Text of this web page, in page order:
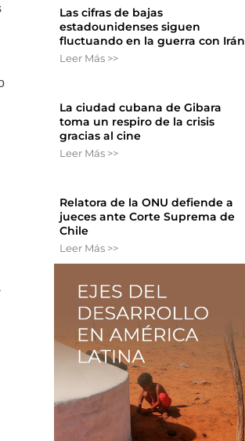
Las cifras de bajas
estadounidenses siguen
fluctuando en la guerra con Irán
Leer Más >>
La ciudad cubana de Gibara
toma un respiro de la crisis
gracias al cine
Leer Más >>
Relatora de la ONU defiende a
jueces ante Corte Suprema de
Chile
Leer Más >>